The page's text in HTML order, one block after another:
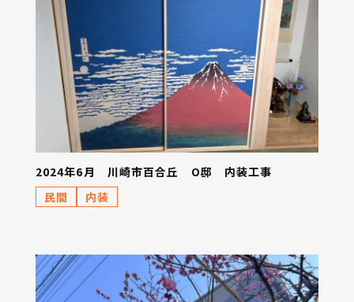
2024年6月 川崎市百合丘 O邸 内装工事
民間
内装